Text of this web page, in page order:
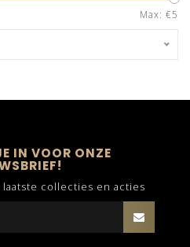
Max: €5
IN VOOR ONZE
collecties en acties